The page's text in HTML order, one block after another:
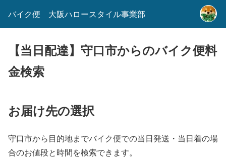
バイク便 大阪ハロースタイル事業部
【当日配達】守口市からのバイク便料
金検索
お届け先の選択
守口市から目的地までバイク便での当日発送・当日着の場
合のお値段と時間を検索できます。